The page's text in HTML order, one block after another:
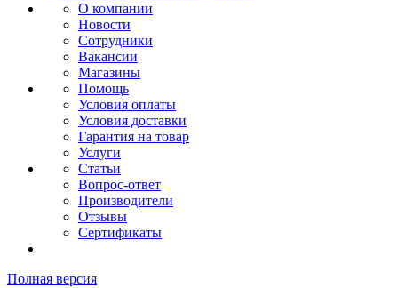
О компании
Новости
Сотрудники
Вакансии
Магазины
Помощь
Условия оплаты
Условия доставки
Гарантия на товар
Услуги
Статьи
Вопрос-ответ
Производители
Отзывы
Сертификаты
Полная версия